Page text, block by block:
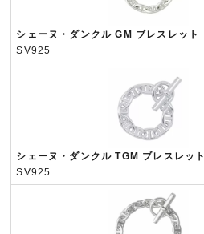
シェーヌ・ダンクル GM ブレスレット
SV925
シェーヌ・ダンクル TGM ブレスレット
SV925